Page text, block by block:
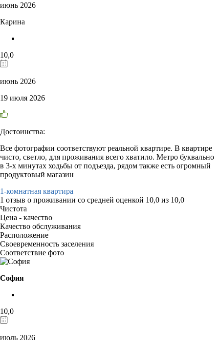
июнь 2026
Карина
10,0
июнь 2026
19 июля 2026
Достоинства:
Все фотографии соответствуют реальной квартире. В квартире
чисто, светло, для проживания всего хватило. Метро буквально
в 3-х минутах ходьбы от подъезда, рядом также есть огромный
продуктовый магазин
1-комнатная квартира
1 отзыв о проживании со средней оценкой 10,0 из 10,0
Чистота
Цена - качество
Качество обслуживания
Расположение
Своевременность заселения
Соответствие фото
София
10,0
июль 2026